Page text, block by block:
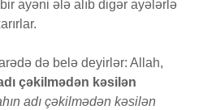
ayəni ələ alıb digər ayələrlə
də belə deyirlər: Allah,
çəkilmədən kəsilən
adı çəkilmədən kəsilən
surəsi
şirkətə pul
32 Baxış